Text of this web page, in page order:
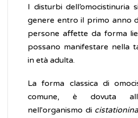
I disturbi dell’omocistinuria
genere entro il primo anno
persone affette da forma
possano manifestare nella
in età adulta.
La forma classica di
comune, è dovuta
nell'organismo di